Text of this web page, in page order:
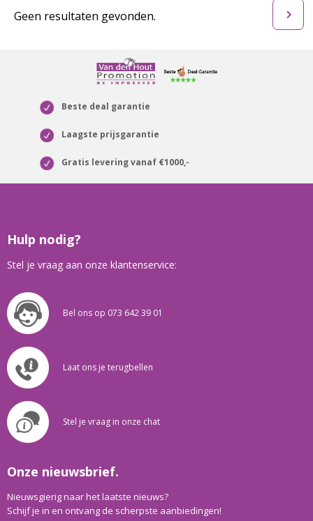
Geen resultaten gevonden.
Beste deal garantie
Laagste prijsgarantie
Gratis levering vanaf €1000,-
Hulp nodig?
Stel je vraag aan onze klantenservice:
Bel ons op 073 642 39 01
Laat ons je terugbellen
Stel je vraag in onze chat
Onze nieuwsbrief.
Nieuwsgierig naar het laatste nieuws?
Schijf je in en ontvang de scherpste aanbiedingen!